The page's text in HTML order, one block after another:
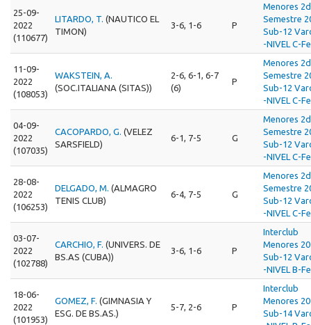
25-09-
2022
(110677)
LITARDO, T. (NAUTICO EL
TIMON)
3-6, 1-6 P
Menores
Semestre
Sub-12
-NIVEL C-
11-09-
2022
(108053)
WAKSTEIN, A.
(SOC.ITALIANA (SITAS))
2-6, 6-1, 6-7
(6)
P
Menores
Semestre
Sub-12
-NIVEL C-
04-09-
2022
(107035)
CACOPARDO, G. (VELEZ
SARSFIELD)
6-1, 7-5 G
Menores
Semestre
Sub-12
-NIVEL C-
28-08-
2022
(106253)
DELGADO, M. (ALMAGRO
TENIS CLUB)
6-4, 7-5 G
Menores
Semestre
Sub-12
-NIVEL C-
03-07-
2022
(102788)
CARCHIO, F. (UNIVERS. DE
BS.AS (CUBA))
3-6, 1-6 P
Interclub
Menores
Sub-12
-NIVEL B-
18-06-
2022
(101953)
GOMEZ, F. (GIMNASIA Y
ESG. DE BS.AS.)
5-7, 2-6 P
Interclub
Menores
Sub-14